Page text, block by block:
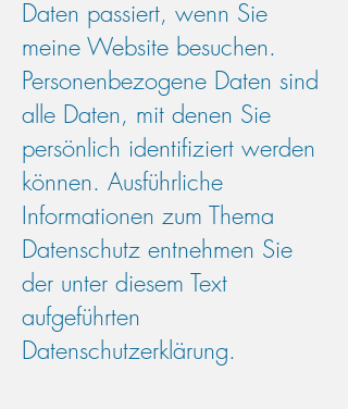
Daten passiert, wenn Sie
meine Website besuchen.
Personenbezogene Daten sind
alle Daten, mit denen Sie
persönlich identifiziert werden
können. Ausführliche
Informationen zum Thema
Datenschutz entnehmen Sie
der unter diesem Text
aufgeführten
Datenschutzerklärung.